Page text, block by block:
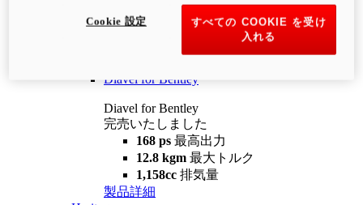
12.2 kgm
最大トルク
装備重量（燃料を除く）
Diavel for Bentley
Diavel for Bentley
完売いたしました
168 ps 最高出力
12.8 kgm 最大トルク
1,158cc 排気量
製品詳細
すべての COOKIE を受け
入れる
Cookie 設定